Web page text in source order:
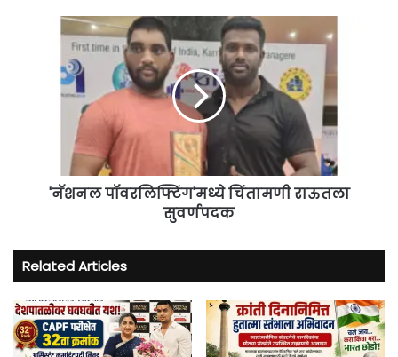
पॉवरलिफ्टिंग'मध्ये
'नॅशनल पॉवरलिफ्टिंग'मध्ये चिंतामणी राऊतला
सुवर्णपदक
Related Articles